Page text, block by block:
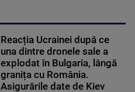
Reacția Ucrainei după ce
una dintre dronele sale a
explodat în Bulgaria, lângă
granița cu România.
Asigurările date de Kiev